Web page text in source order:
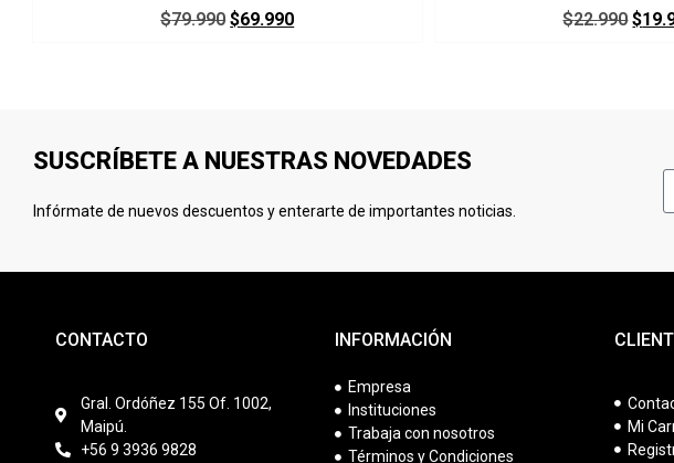
$79.990 $69.990 $22.990 $
SUSCRÍBETE A NUESTRAS NOVEDADES
Infórmate de nuevos descuentos y enterarte de importantes noticias.
CONTACTO
Gral. Ordóñez 155 Of. 1002,
Maipú.
+56 9 3936 9828
INFORMACIÓN
Empresa
Instituciones
Trabaja con nosotros
Términos y Condiciones
Mi